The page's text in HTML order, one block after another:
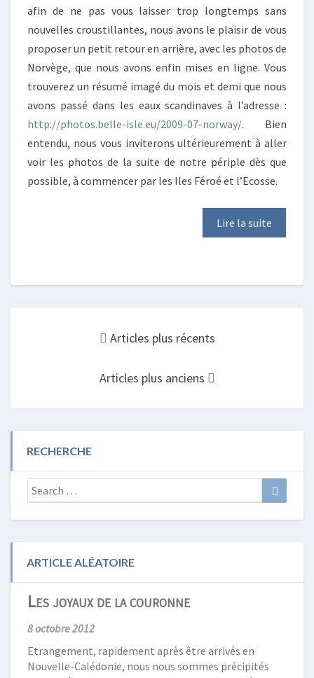
afin de ne pas vous laisser trop longtemps sans
nouvelles croustillantes, nous avons le plaisir de vous
proposer un petit retour en arrière, avec les photos de
Norvège, que nous avons enfin mises en ligne. Vous
trouverez un résumé imagé du mois et demi que nous
avons passé dans les eaux scandinaves à l’adresse :
http://photos.belle-isle.eu/2009-07-norway/. Bien
entendu, nous vous inviterons ultérieurement à aller
voir les photos de la suite de notre périple dès que
possible, à commencer par les Iles Féroé et l’Ecosse.
Lire la suite
Articles plus récents
Articles plus anciens
RECHERCHE
Search
for:
Search
ARTICLE ALÉATOIRE
Les joyaux de la couronne
8 octobre 2012
Etrangement, rapidement après être arrivés en
Nouvelle-Calédonie, nous nous sommes précipités